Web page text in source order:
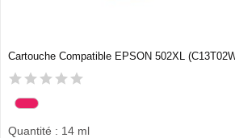
Cartouche Compatible EPSON 502XL
Quantité : 14 ml